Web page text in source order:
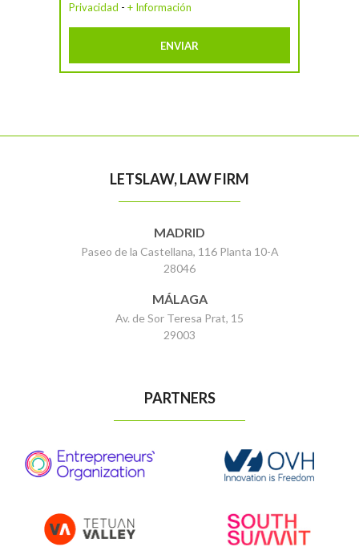
Privacidad - + Información
LETSLAW, LAW FIRM
MADRID
Paseo de la Castellana, 116 Planta 10-A
28046
MÁLAGA
Av. de Sor Teresa Prat, 15
29003
PARTNERS